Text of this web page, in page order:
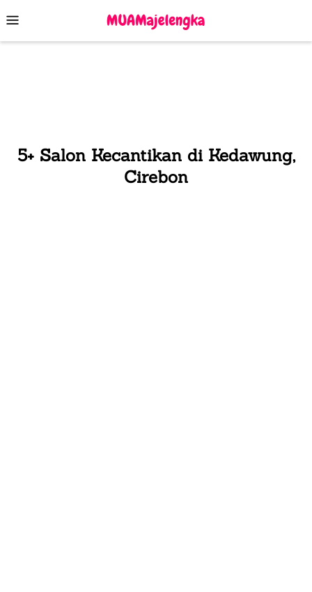
to
contentMenu
5+ Salon Kecantikan di Kedawung,
Cirebon